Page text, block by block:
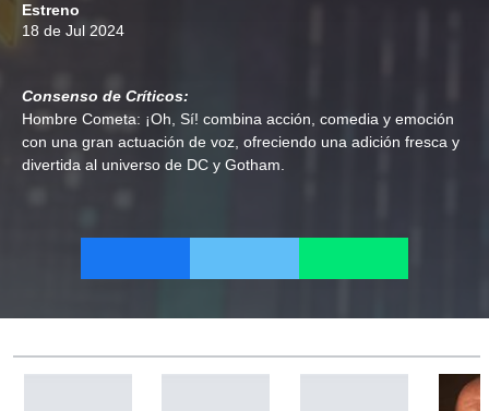
Estreno
18 de Jul 2024
Consenso de Críticos:
Hombre Cometa: ¡Oh, Sí! combina acción, comedia y emoción
con una gran actuación de voz, ofreciendo una adición fresca y
divertida al universo de DC y Gotham.